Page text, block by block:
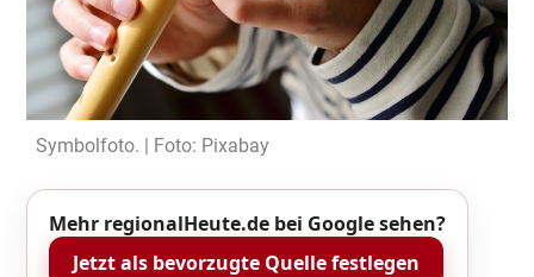
Symbolfoto. | Foto: Pixabay
Mehr regionalHeute.de bei Google sehen?
Jetzt als bevorzugte Quelle festlegen